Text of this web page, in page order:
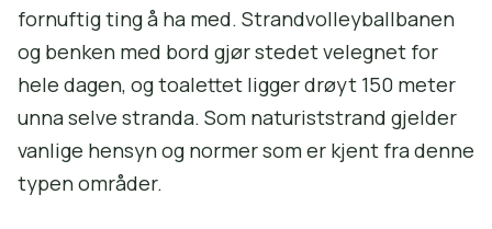
fornuftig ting å ha med. Strandvolleyballbanen
og benken med bord gjør stedet velegnet for
hele dagen, og toalettet ligger drøyt 150 meter
unna selve stranda. Som naturiststrand gjelder
vanlige hensyn og normer som er kjent fra denne
typen områder.